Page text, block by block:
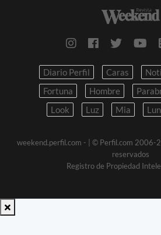
Diario Perfil Caras
Fortuna
Hombre
Look
Luz Mia
weekend.perfil.com -
| © Perfil.com 2006-
reservados
Registro de Propiedad